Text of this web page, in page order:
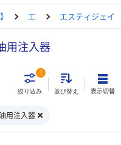
エ エスティジェイ
用注入器
絞り込み
1
並び替え 表示切替
用注入器